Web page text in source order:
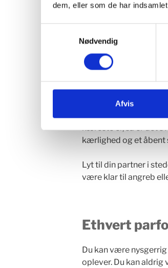
dem, eller som de har
Nødvendig
Afvis
Noget af det
nysgerrighed
fundament for et
Når nysgerrigheden
kæreste er, så er det
kærlighed og et åbent
Lyt til din partner i
være klar til angreb
Ethvert
Du kan være
oplever. Du kan aldrig